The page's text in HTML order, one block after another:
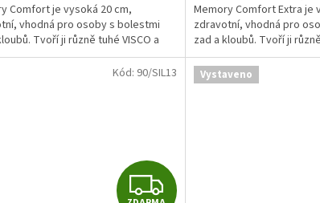
Comfort je vysoká 20 cm,
vhodná pro osoby s bolestmi
Tvoří ji různě tuhé VISCO a
Memory Comfort je oblíbená
–...
Memory Comfort Extra je
zdravotní, vhodná pro
zad a kloubů. Tvoří ji
PUR pěny.
Z
Kód: 90/SIL13 Vystaveno